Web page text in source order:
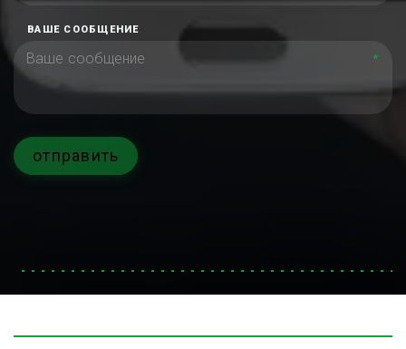
ВАШЕ СООБЩЕНИЕ
*
отправить